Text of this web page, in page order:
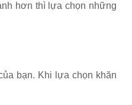
hơn thì lựa chọn những
bạn. Khi lựa chọn khăn